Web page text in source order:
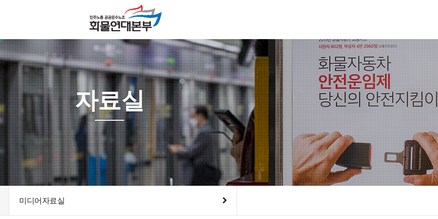
자료실
미디어자료실